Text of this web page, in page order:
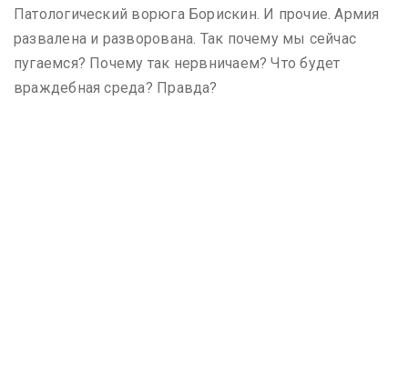
Патологический ворюга Борискин. И прочие. Армия
развалена и разворована. Так почему мы сейчас
пугаемся? Почему так нервничаем? Что будет
враждебная среда? Правда?